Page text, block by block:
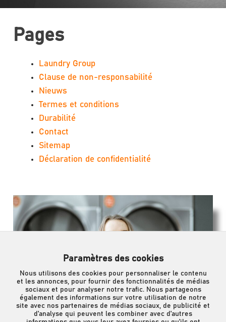
Pages
Laundry Group
Clause de non-responsabilité
Nieuws
Termes et conditions
Durabilité
Contact
Sitemap
Déclaration de confidentialité
Paramètres des cookies
Nous utilisons des cookies pour personnaliser le contenu
et les annonces, pour fournir des fonctionnalités de médias
sociaux et pour analyser notre trafic. Nous partageons
également des informations sur votre utilisation de notre
site avec nos partenaires de médias sociaux, de publicité et
d'analyse qui peuvent les combiner avec d'autres